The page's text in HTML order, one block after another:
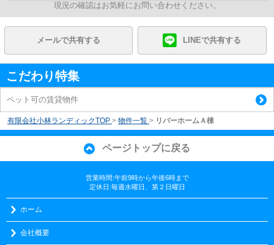
現況の確認はお気軽にお問い合わせください。
メールで共有する LINEで共有する
こだわり特集
ペット可の賃貸物件
有限会社小林ランディックTOP > 物件一覧 > リバーホームＡ棟
ページトップに戻る
営業時間:午前9時から午後6時まで
定休日:毎週水曜日、第２日曜日
ホーム
会社概要